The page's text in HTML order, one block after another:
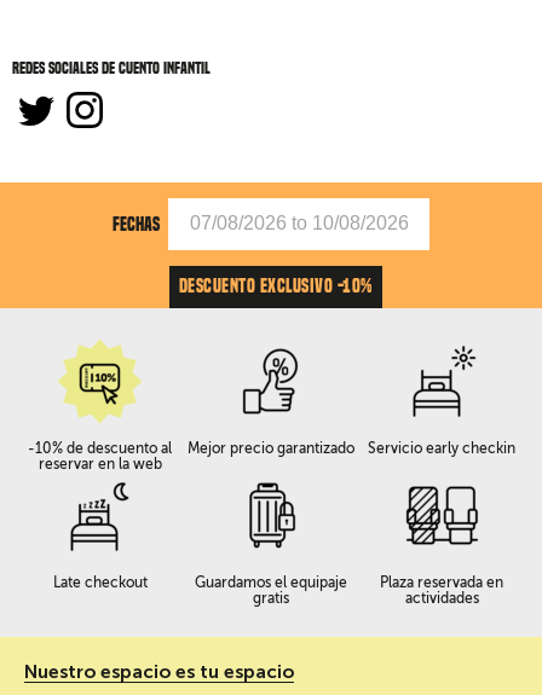
Redes sociales de Cuento Infantil
FECHAS
DESCUENTO EXCLUSIVO -10%
-10% de descuento al
reservar en la web
Mejor precio garantizado Servicio early checkin
Late checkout
Guardamos el equipaje
gratis
Plaza reservada en
actividades
Nuestro espacio es tu espacio